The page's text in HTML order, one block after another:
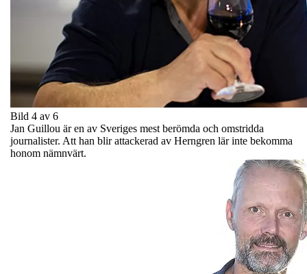
Bild 4 av 6
Jan Guillou är en av Sveriges mest berömda och omstridda
journalister. Att han blir attackerad av Herngren lär inte bekomma
honom nämnvärt.